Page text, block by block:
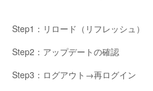
Step1：リロード（リフレッシュ）
Step2：アップデートの確認
Step3：ログアウト→再ログイン